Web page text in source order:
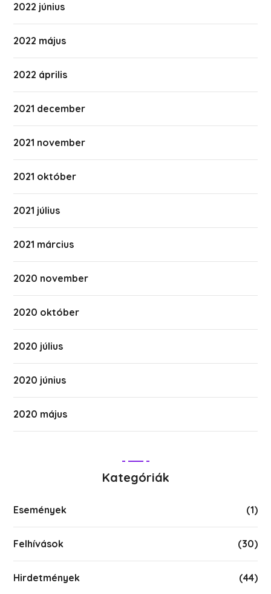
2022 június
2022 május
2022 április
2021 december
2021 november
2021 október
2021 július
2021 március
2020 november
2020 október
2020 július
2020 június
2020 május
Kategóriák
Események (1)
Felhívások (30)
Hirdetmények (44)